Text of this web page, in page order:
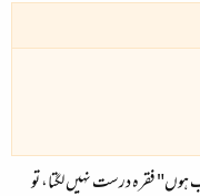
ہوں" فقرہ درست نہیں لگتا، تو